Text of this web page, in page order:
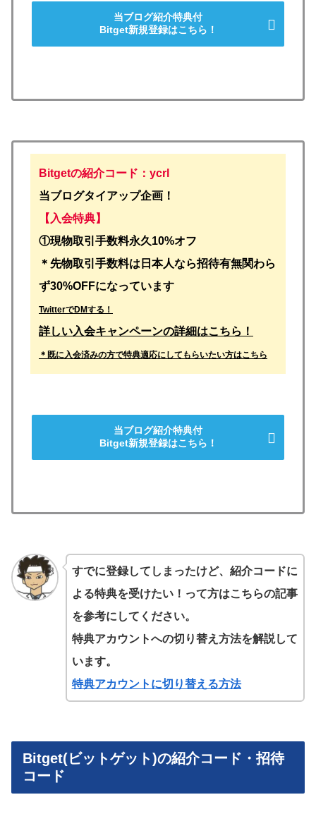
当ブログ紹介特典付
Bitget新規登録はこちら！
Bitgetの紹介コード：ycrl
当ブログタイアップ企画！
【入会特典】
①現物取引手数料永久10%オフ
＊先物取引手数料は日本人なら招待有無関わら
ず30%OFFになっています
TwitterでDMする！
詳しい入会キャンペーンの詳細はこちら！
＊既に入会済みの方で特典適応にしてもらいたい方はこちら
当ブログ紹介特典付
Bitget新規登録はこちら！
すでに登録してしまったけど、紹介コードに
よる特典を受けたい！って方はこちらの記事
を参考にしてください。
特典アカウントへの切り替え方法を解説して
います。
特典アカウントに切り替える方法
Bitget(ビットゲット)の紹介コード・招待
コード